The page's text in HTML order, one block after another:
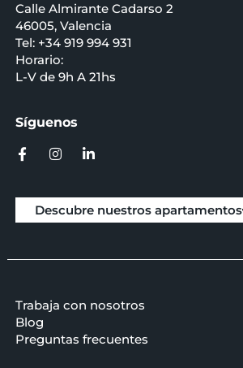
Calle Almirante Cadarso 2
46005, Valencia
Tel: +34 919 994 931
Horario:
L-V de 9h A 21hs
Síguenos
Descubre nuestros apartamentos
Trabaja con nosotros
Blog
Preguntas frecuentes